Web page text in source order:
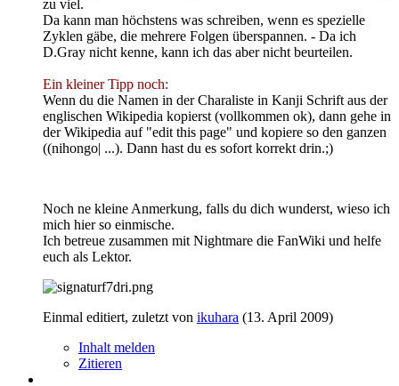
zu viel.
Da kann man höchstens was schreiben, wenn es spezielle
Zyklen gäbe, die mehrere Folgen überspannen. - Da ich
D.Gray nicht kenne, kann ich das aber nicht beurteilen.
Ein kleiner Tipp noch:
Wenn du die Namen in der Charaliste in Kanji Schrift aus der
englischen Wikipedia kopierst (vollkommen ok), dann gehe in
der Wikipedia auf "edit this page" und kopiere so den ganzen
((nihongo| ...). Dann hast du es sofort korrekt drin.;)
Noch ne kleine Anmerkung, falls du dich wunderst, wieso ich
mich hier so einmische.
Ich betreue zusammen mit Nightmare die FanWiki und helfe
euch als Lektor.
Einmal editiert, zuletzt von ikuhara (13. April 2009)
Inhalt melden
Zitieren